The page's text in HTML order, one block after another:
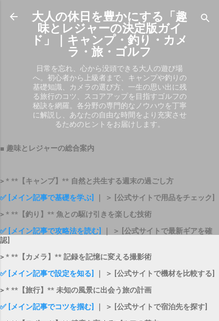
スキップしてメイン コンテンツに移動
大人の休日を豊かにする「趣
味とレジャーの決定版ガイ
ド」｜キャンプ・釣り・カメ
ラ・旅・ゴルフ
日常を忘れ、心から没頭できる大人の遊び場
へ。初心者から上級者まで、キャンプや釣りの
基礎知識、カメラの選び方、一生の思い出に残
る旅行のコツ、スコアアップを目指すゴルフの
秘訣を網羅。各分野の専門的なノウハウを丁寧
に解説し、あなたの自由な時間をより充実させ
るためのヒントをお届けします。
■ 趣味とレジャーの総合案内
> * **【キャンプ】** 自然と共生する週末の過ごし方
✅ [メイン記事で基礎を学ぶ]
｜ ＞ [公式サイトで用品をチェック]
> * **【釣り】** 魚との駆け引きを楽しむ技術
✅ [メイン記事で攻略法を読む]
｜ ＞ [公式サイトで最新ギアを確
認]
> * **【カメラ】** 記録を記憶に変える撮影術
✅ [メイン記事で設定を知る]
｜ ＞ [公式サイトで機材を比較する]
> * **【旅行】** 未知の風景に出会う旅の計画
✅ [メイン記事でコツを掴む]
｜ ＞ [公式サイトで宿泊先を探す]